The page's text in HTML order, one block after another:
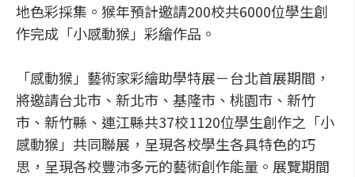
地色彩採集。猴年預計邀請200校共6000位學生創
作完成「小感動猴」彩繪作品。
「感動猴」藝術家彩繪助學特展－台北首展期間，
將邀請台北市、新北市、基隆市、桃園市、新竹
市、新竹縣、連江縣共37校1120位學生創作之「小
感動猴」共同聯展，呈現各校學生各具特色的巧
思，呈現各校豐沛多元的藝術創作能量。展覽期間